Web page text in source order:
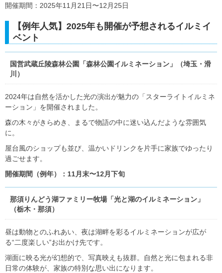
開催期間：2025年11月21日〜12月25日
【例年人気】2025年も開催が予想されるイルミイ
ベント
国営武蔵丘陵森林公園「森林公園イルミネーション」（埼玉・滑
川）
2024年は自然を活かした光の演出が魅力の「スターライトイルミネ
ーション」を開催されました。
森の木々がきらめき、まるで物語の中に迷い込んだような雰囲気
に。
屋台風のショップも並び、温かいドリンクを片手に家族でゆったり
過ごせます。
開催期間（例年）：11月末〜12月下旬
那須りんどう湖ファミリー牧場「光と湖のイルミネーション」
（栃木・那須）
昼は動物とのふれあい、夜は湖畔を彩るイルミネーションが広が
る“二度楽しい”お出かけ先です。
湖面に映る光が幻想的で、写真映えも抜群。自然と光に包まれる非
日常の体験が、家族の特別な思い出になります。